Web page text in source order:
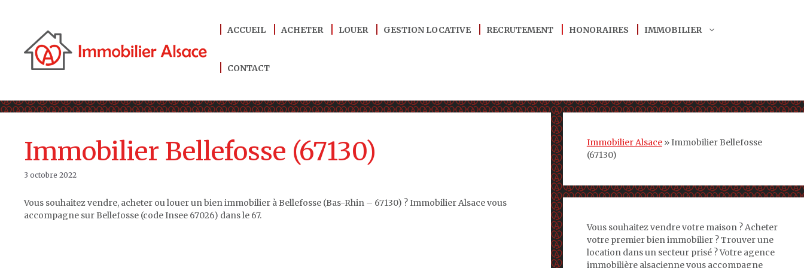
ACCUEIL ACHETER LOUER GESTION LOCATIVE RECRUTEMENT HONORAIRES IMMOBILIER
CONTACT
Immobilier Bellefosse (67130)
3 octobre 2022
Vous souhaitez vendre, acheter ou louer un bien immobilier à Bellefosse (Bas-Rhin – 67130) ? Immobilier Alsace vous
accompagne sur Bellefosse (code Insee 67026) dans le 67.
Immobilier Alsace»Immobilier Bellefosse
(67130)
Vous souhaitez vendre votre maison ? Acheter
votre premier bien immobilier ? Trouver une
location dans un secteur prisé ? Votre agence
immobilière alsacienne vous accompagne